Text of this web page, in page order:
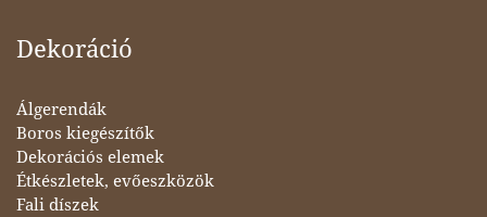
Dekoráció
Álgerendák
Boros kiegészítők
Dekorációs elemek
Étkészletek, evőeszközök
Fali díszek